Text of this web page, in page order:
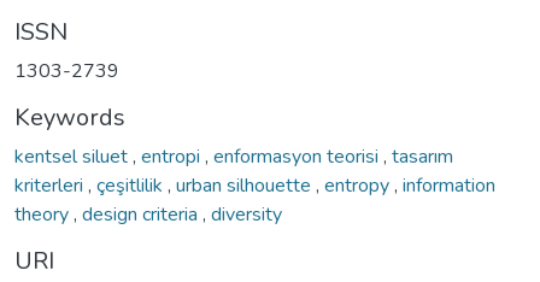
ISSN
1303-2739
Keywords
kentsel siluet, entropi , enformasyon teorisi , tasarım
kriterleri , çeşitlilik , urban silhouette , entropy, information
theory, design criteria , diversity
URI